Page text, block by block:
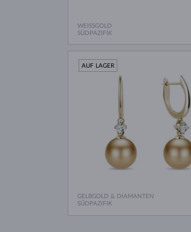
WEISSGOLD
SÜDPAZIFIK
GELBGOLD & DIAMANTEN
SÜDPAZIFIK
AUF LAGER